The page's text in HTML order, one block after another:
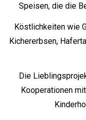
Speisen, die die
Köstlichkeiten wie
Kichererbsen,
Die
Kooperationen